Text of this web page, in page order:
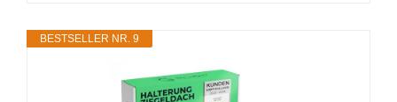
BESTSELLER NR. 9